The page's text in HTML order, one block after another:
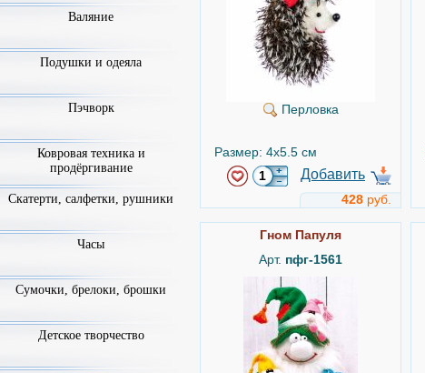
Перловка
Размер: 4x5.5 см
Добавить
428 руб.
Гном Папуля
Арт. пфг-1561
Валяние
Подушки и одеяла
Пэчворк
Ковровая техника и
продёргивание
Скатерти, салфетки, рушники
Часы
Сумочки, брелоки, брошки
Детское творчество